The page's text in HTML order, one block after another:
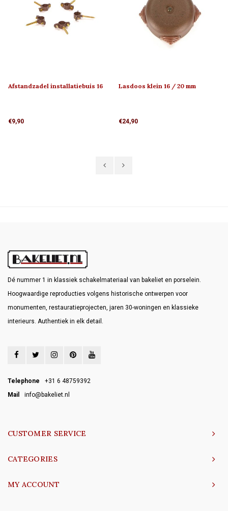
Afstandzadel installatiebuis 16
€9,90
Lasdoos klein 16 / 20 mm
€24,90
Dé nummer 1 in klassiek schakelmateriaal van bakeliet en porselein.
Hoogwaardige reproducties volgens historische ontwerpen voor
monumenten, restauratieprojecten, jaren 30-woningen en klassieke
interieurs. Authentiek in elk detail.
Telephone
+31 6 48759392
Mail
info@bakeliet.nl
CUSTOMER SERVICE
CATEGORIES
MY ACCOUNT